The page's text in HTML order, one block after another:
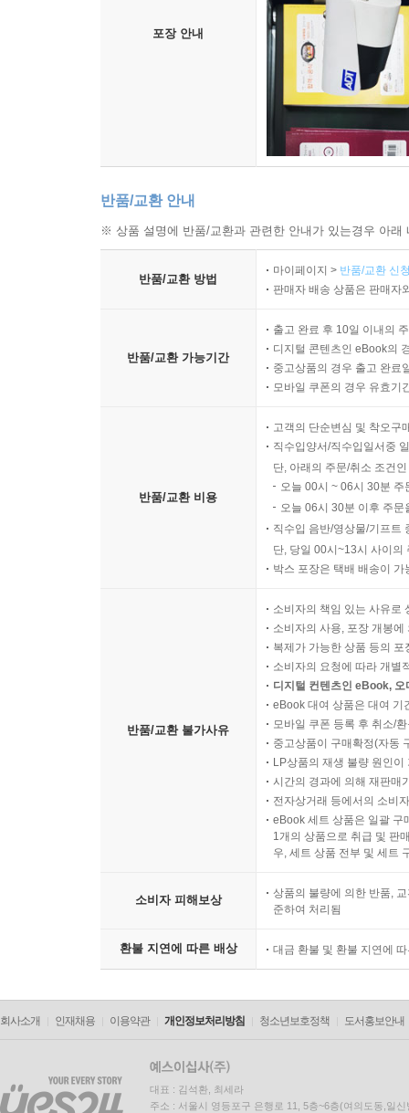
포장 안내
반품/교환 안내
※ 상품 설명에 반품/교환과 관련한 안내가 있는경우 아
반품/교환 방법
마이페이지 > 반품/교환 신
판매자 배송 상품은 판매자
반품/교환 가능기간
출고 완료 후 10일 이내의
디지털 콘텐츠인 eBook의
중고상품의 경우 출고 완료
모바일 쿠폰의 경우 유효기
반품/교환 비용
고객의 단순변심 및 착오구
직수입양서/직수입일서중
단, 아래의 주문/취소 조건
오늘 00시 ~ 06시 30분
오늘 06시 30분 이후 주
직수입 음반/영상물/기프트
단, 당일 00시~13시 사이의
박스 포장은 택배 배송이
반품/교환 불가사유
소비자의 책임 있는 사유로
소비자의 사용, 포장 개봉
복제가 가능한 상품 등의
소비자의 요청에 따라 개별
디지털 컨텐츠인 eBook,
eBook 대여 상품은 대여 기
모바일 쿠폰 등록 후 취소/
중고상품이 구매확정(자동
LP상품의 재생 불량 원인
시간의 경과에 의해 재판매
전자상거래 등에서의 소비
eBook 세트 상품은 일괄 구
1개의 상품으로 취급 및 판
우, 세트 상품 전부 및 세트
소비자 피해보상
상품의 불량에 의한 반품,
준하여 처리됨
환불 지연에 따른 배상 대금 환불 및 환불 지연에
회사소개 인재채용 이용약관 개인정보처리방침 청소년보호정책 도서홍보안내
대표 : 김석환, 최세라
주소 : 서울시 영등포구 은행로 11, 5층~6층(여의도동,일신